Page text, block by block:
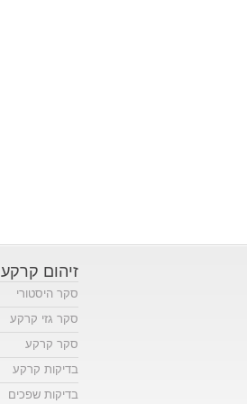
זיהום קרקע
סקר היסטורי
סקר גזי קרקע
סקר קרקע
בדיקות קרקע
בדיקות שפכים